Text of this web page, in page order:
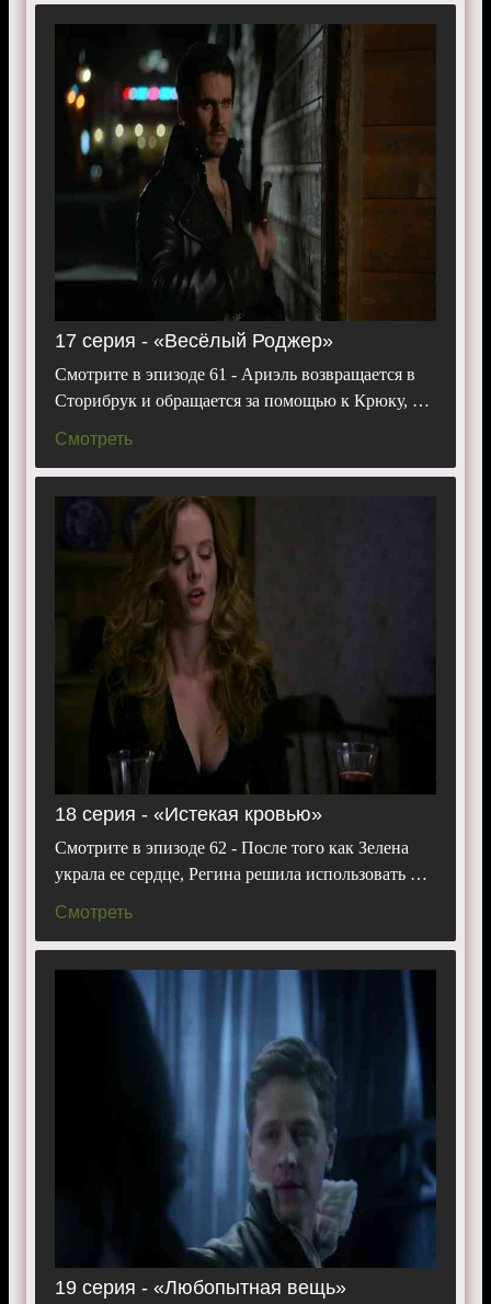
17 серия - «Весёлый Роджер»
Смотрите в эпизоде 61 - Ариэль возвращается в
Сторибрук и обращается за помощью к Крюку, …
Смотреть
18 серия - «Истекая кровью»
Смотрите в эпизоде 62 - После того как Зелена
украла ее сердце, Регина решила использовать …
Смотреть
19 серия - «Любопытная вещь»